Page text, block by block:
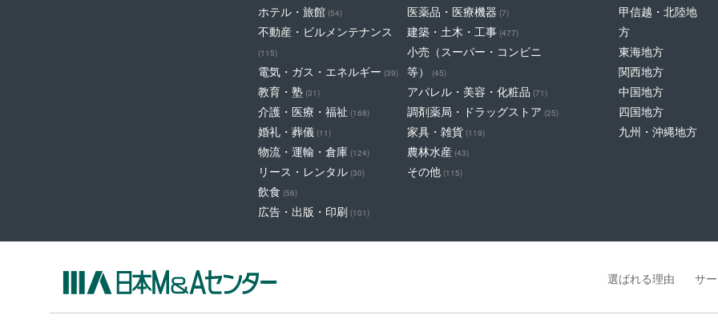
ホテル・旅館 (54)
不動産・ビルメンテナンス
(115)
電気・ガス・エネルギー (39)
教育・塾 (31)
介護・医療・福祉 (168)
婚礼・葬儀 (11)
物流・運輸・倉庫 (124)
リース・レンタル (30)
飲食 (56)
広告・出版・印刷 (101)
医薬品・医療機器 (7)
建築・土木・工事 (477)
小売（スーパー・コンビニ
等）
(45)
アパレル・美容・化粧品 (71)
調剤薬局・ドラッグストア (25)
家具・雑貨 (119)
農林水産 (43)
その他 (115)
甲信越・北陸地
方
東海地方
関西地方
中国地方
四国地方
九州・沖縄地方
選ばれる理由 サ